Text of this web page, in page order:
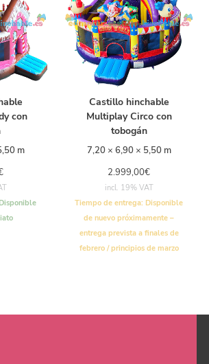
con
m
Disponible
Castillo hinchable
Multiplay Circo con
tobogán
7,20 × 6,90 × 5,50 m
2.999,00€
incl. 19% VAT
Tiempo de entrega: Disponible
de nuevo próximamente –
entrega prevista a finales de
febrero / principios de marzo